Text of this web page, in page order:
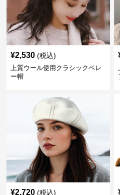
¥2,530 (税込)
上質ウール使用クラシックベレ
ー帽
¥2,720 (税込)